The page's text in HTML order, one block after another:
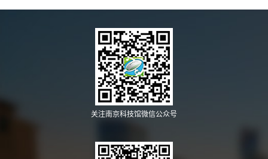
关注南京科技馆微信公众号